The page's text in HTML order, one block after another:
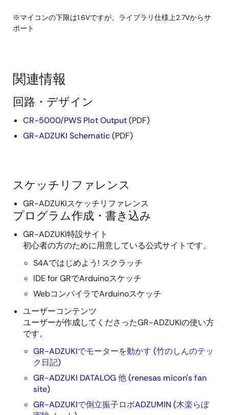
※マイコンの下限は1.6Vですが、ライブラリ仕様上2.7Vからサ
ポート
関連情報
回路・デザイン
CR-5000/PWS Plot Output(PDF)
GR-ADZUKI Schematic(PDF)
スケッチリファレンス
GR-ADZUKIスケッチリファレンス
プログラム作成・書き込み
GR-ADZUKI特設サイト
初心者の方のために用意している公式サイトです。
S4Aではじめよう! スクラッチ
IDE for GRでArduinoスケッチ
WebコンパイラでArduinoスケッチ
ユーザーコンテンツ
ユーザーが作成してくださったGR-ADZUKIの使い方
です。
GR-ADZUKIでモーターを動かす (竹のしんのテッ
ク日記)
GR-ADZUKI DATALOG 他 (renesas micon's fan
site)
GR-ADZUKIで倒立振子ロボADZUMIN (木楽らぼ